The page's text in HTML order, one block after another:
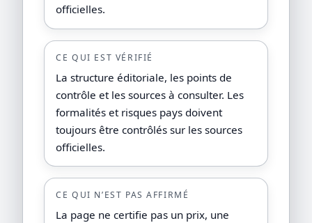
officielles.
CE QUI EST VÉRIFIÉ
La structure éditoriale, les points de
contrôle et les sources à consulter. Les
formalités et risques pays doivent
toujours être contrôlés sur les sources
officielles.
CE QUI N’EST PAS AFFIRMÉ
La page ne certifie pas un prix, une